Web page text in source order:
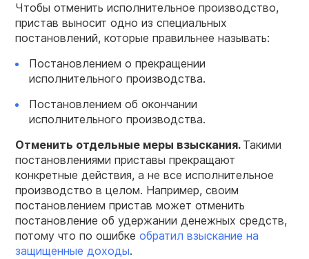
Чтобы отменить исполнительное производство,
пристав выносит одно из специальных
постановлений, которые правильнее называть:
Постановлением о прекращении
исполнительного производства.
Постановлением об окончании
исполнительного производства.
Отменить отдельные меры взыскания. Такими
постановлениями приставы прекращают
конкретные действия, а не все исполнительное
производство в целом. Например, своим
постановлением пристав может отменить
постановление об удержании денежных средств,
потому что по ошибке обратил взыскание на
защищенные доходы.